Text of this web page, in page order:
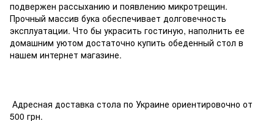
подвержен рассыханию и появлению микротрещин.
Прочный массив бука обеспечивает долговечность
эксплуатации. Что бы украсить гостиную, наполнить ее
домашним уютом достаточно купить обеденный стол в
нашем интернет магазине.
Адресная доставка стола по Украине ориентировочно от
500 грн.